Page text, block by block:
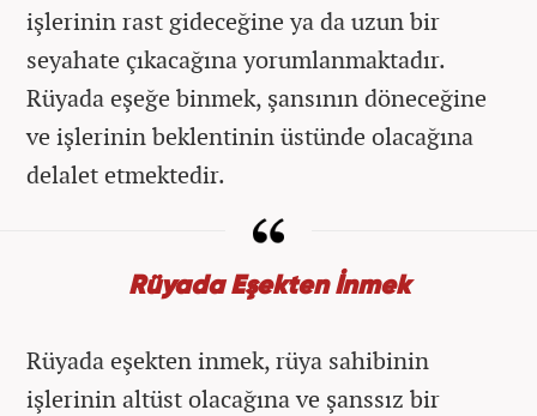
işlerinin rast gideceğine ya da uzun bir
seyahate çıkacağına yorumlanmaktadır.
Rüyada eşeğe binmek, şansının döneceğine
ve işlerinin beklentinin üstünde olacağına
delalet etmektedir.
Rüyada Eşekten İnmek
Rüyada eşekten inmek, rüya sahibinin
işlerinin altüst olacağına ve şanssız bir